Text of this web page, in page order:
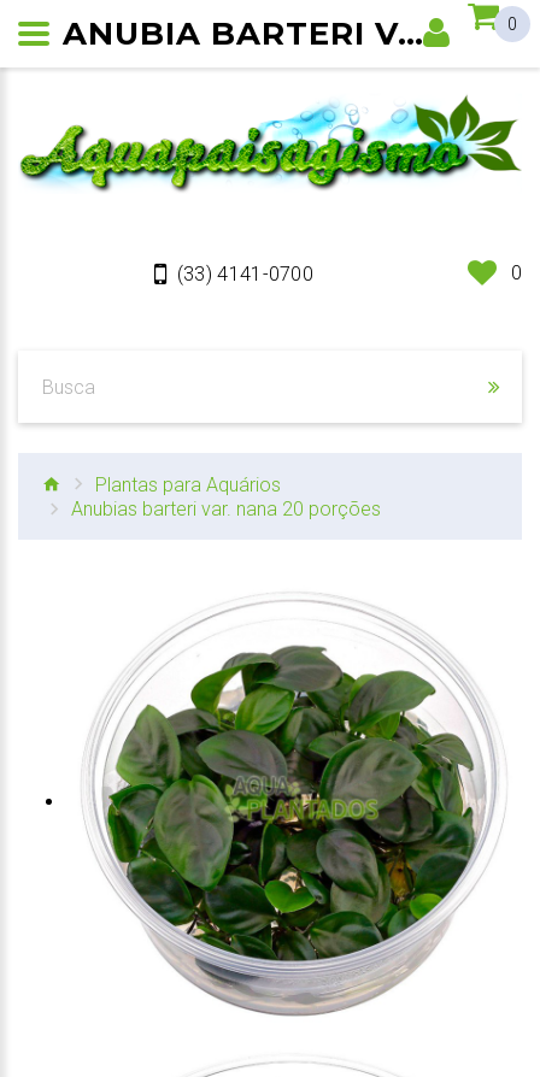
(33) 4141-0700 0
0
Plantas para Aquários
Anubias barteri var. nana 20 porções
ANUBIA BARTERI VAR. NANA